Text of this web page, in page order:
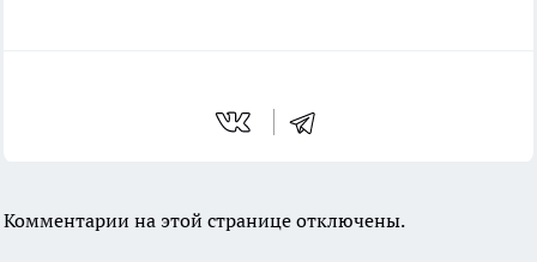
Комментарии на этой странице отключены.